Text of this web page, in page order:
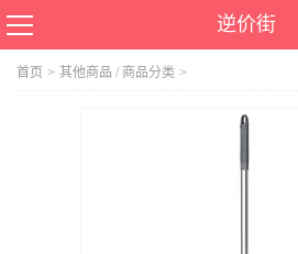
逆价街
首页 > 其他商品 / 商品分类 >